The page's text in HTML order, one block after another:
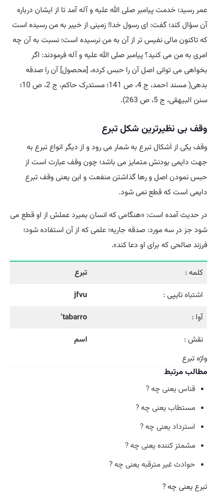
عمر رسید؛ خدمت پیامبر صلی الله علیه و آله آمد تا از ایشان درباره
آن سؤال کند؛ گفت: ای رسول خدا! زمینی از خیبر به من رسیده است
که تاکنون مالی نفیس تر از آن به من نرسیده است؛ نسبت به آن چه
امری به من می کنید؟ پیامبر صلی الله علیه و آله فرمودند: اگر
بخواهی می توانی اصل آن را حبس کرده، [محصول] آن را صدقه
بدهی( مسند احمد، ج 4، ص 141؛ مستدرک حاکم، ج 2، ص 10؛
سنن البیهقی، ج 5، ص 263).
وقف بی نظیرترین شکل تبرع
وقف یکی از اَشکال تبرع به شمار می رود و از دیگر انواع تبرع به
جهت دایمی بودنش متمایز می باشد؛ چون وقف عبارت است از
حبس نمودن اصل و رها گذاشتن منفعت و این یعنی وقف تبرع
دایمی است که قطع نمی شود.
در حدیث آمده است: «هنگامی که انسان بمیرد عملش از او قطع می
شود جز در سه مورد: صدقه جاریه؛ علمی که از آن استفاده شود؛
فرزند صالحی که برای او دعا کند».
کلمه :
تبرع
اشتباهتایپی :
jfvu
آوا :
tabarro’
نقش :
اسم
واژه تبرع
مطالب مرتبط
قناس یعنی چه ?
مستطاب یعنی چه ?
استرداد یعنی چه ?
مشمئز کننده یعنی چه ?
حوادث غیر مترقبه یعنی چه ?
تبرع یعنی چه ?